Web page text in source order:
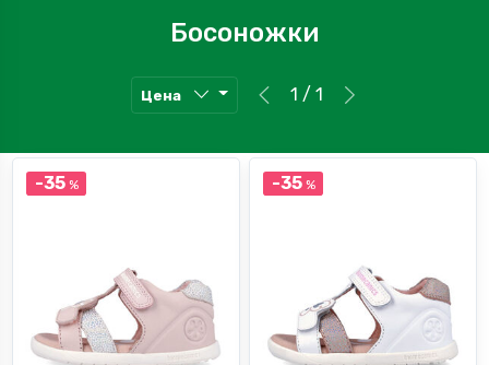
Босоножки
Цена 1 / 1
-35% -35%